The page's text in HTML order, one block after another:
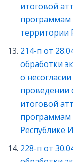
итоговой
программам
территории
214-п от
обработки
о
проведении
итоговой
программам
Республике
228-п от